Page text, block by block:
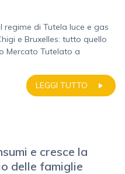
di Tutela luce e gas
e Bruxelles: tutto quello
Mercato Tutelato a
LEGGI TUTTO
e cresce la
delle famiglie